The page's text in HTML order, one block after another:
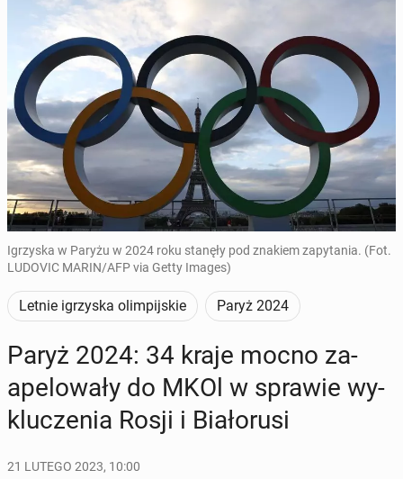
Igrzyska w Paryżu w 2024 roku stanęły pod znakiem zapytania. (Fot.
LUDOVIC MARIN/AFP via Getty Images)
Letnie igrzyska olimpijskie Paryż 2024
Paryż 2024: 34 kraje mocno za­
ape­lo­wa­ły do MKOl w sprawie wy­
klu­cze­nia Rosji i Bia­ło­ru­si
21 LUTEGO 2023, 10:00